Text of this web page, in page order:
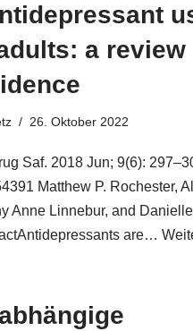
a review
26. Oktober 2022
Saf. 2018 Jun; 9(6):
Matthew P. Rochester,
Anne Linnebur, and
are…